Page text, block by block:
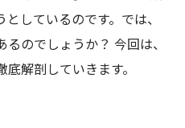
しているのです。では、
のでしょうか？ 今回は、
解剖していきます。